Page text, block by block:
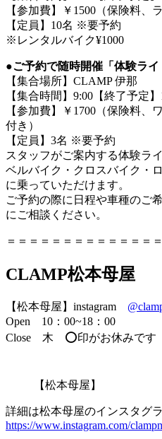
【参加費】￥1500（保険料、
【定員】10名 ※要予約
※レンタルバイク¥1000
●ご予約で随時開催「体験ライ
【集合場所】CLAMP 伊那
【集合時間】9:00【終了予定
【参加費】￥1700（保険料、
付き）
【定員】3名 ※要予約
スタッフがご案内する体験ラ
ベルバイク・クロスバイク・
に乗っていただけます。
ご予約の際に日程や車種のご
にご相談ください。
＝＝＝＝＝＝＝＝＝＝＝＝＝
CLAMP松本母屋
【松本母屋】instagram
Open 10：00~18：00
Close 木 ⭕️印がお休みです
【松本母屋】
詳細は松本母屋のインスタグ
https://www.instagram.com/